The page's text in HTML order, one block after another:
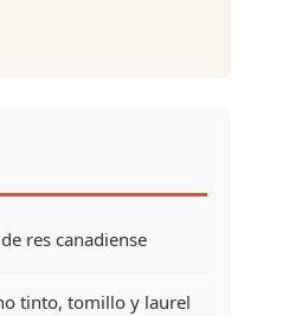
res canadiense
tinto, tomillo y laurel